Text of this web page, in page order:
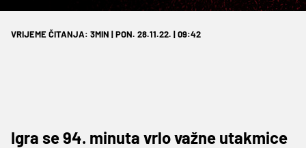
VRIJEME ČITANJA: 3MIN | PON. 28.11.22. | 09:42
Igra se 94. minuta vrlo važne utakmice